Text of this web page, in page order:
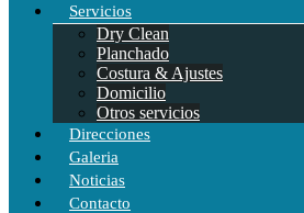
Servicios
Dry Clean
Planchado
Costura & Ajustes
Domicilio
Otros servicios
Direcciones
Galeria
Noticias
Contacto